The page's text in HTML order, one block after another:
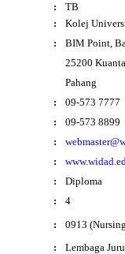
:
TB
:
Kolej
:
BIM Point,
25200
Pahang
:
09-573 7777
:
09-573 8899
:
:
:
Diploma
:
4
:
0913
:
Lembaga